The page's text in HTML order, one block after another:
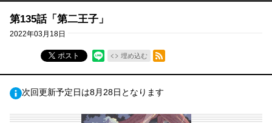
第135話「第二王子」
2022年03月18日
ポスト 埋め込む
RSSフィード
次回更新予定日は8月28日となります